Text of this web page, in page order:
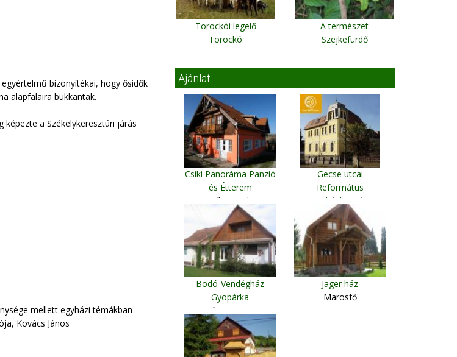
bizonyítékai, hogy ősidők
alapfalaira bukkantak.
a Székelykeresztúri járás
mellett egyházi témákban
Kovács János
Torockói legelő
Torockó
A természet
Szejkefürdő
Ajánlat
Csíki Panoráma Panzió
és Étterem
Csíkszereda
Gecse utcai
Református
Egyházközség
Vendégház
Marosvásárhely
Bodó-Vendégház
Gyopárka
Csíkszentimre
Jager ház
Marosfő